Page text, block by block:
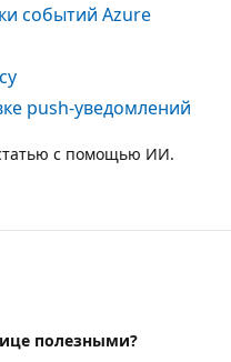
событий Azure
push-уведомлений
с помощью ИИ.
полезными?